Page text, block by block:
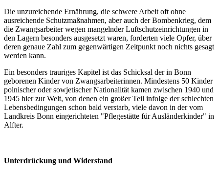
Die unzureichende Ernährung, die schwere Arbeit oft ohne
ausreichende Schutzmaßnahmen, aber auch der Bombenkrieg, dem
die Zwangsarbeiter wegen mangelnder Luftschutzeinrichtungen in
den Lagern besonders ausgesetzt waren, forderten viele Opfer, über
deren genaue Zahl zum gegenwärtigen Zeitpunkt noch nichts gesagt
werden kann.
Ein besonders trauriges Kapitel ist das Schicksal der in Bonn
geborenen Kinder von Zwangsarbeiterinnen. Mindestens 50 Kinder
polnischer oder sowjetischer Nationalität kamen zwischen 1940 und
1945 hier zur Welt, von denen ein großer Teil infolge der schlechten
Lebensbedingungen schon bald verstarb, viele davon in der vom
Landkreis Bonn eingerichteten "Pflegestätte für Ausländerkinder" in
Alfter.
Unterdrückung und Widerstand